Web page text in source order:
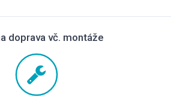
doprava vč. montáže